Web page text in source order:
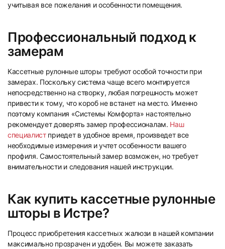
37 38
учитывая все пожелания и особенности помещения.
Профессиональный подход к
замерам
Кассетные рулонные шторы требуют особой точности при
замерах. Поскольку система чаще всего монтируется
непосредственно на створку, любая погрешность может
привести к тому, что короб не встанет на место. Именно
поэтому компания «Системы Комфорта» настоятельно
рекомендует доверять замер профессионалам. Наш
специалистприедет в удобное время, произведет все
необходимые измерения и учтет особенности вашего
профиля. Самостоятельный замер возможен, но требует
внимательности и следования нашей инструкции.
Как купить кассетные рулонные
шторы в Истре?
Процесс приобретения кассетных жалюзи в нашей компании
максимально прозрачен и удобен. Вы можете заказать